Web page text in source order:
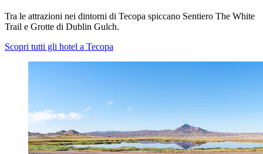
Tra le attrazioni nei dintorni di Tecopa spiccano Sentiero The White
Trail e Grotte di Dublin Gulch.
Scopri tutti gli hotel a Tecopa